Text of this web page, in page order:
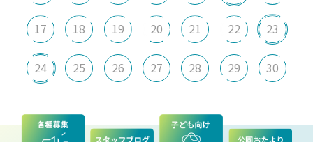
17 18 19 20 21 22 23
24 25 26 27 28 29 30